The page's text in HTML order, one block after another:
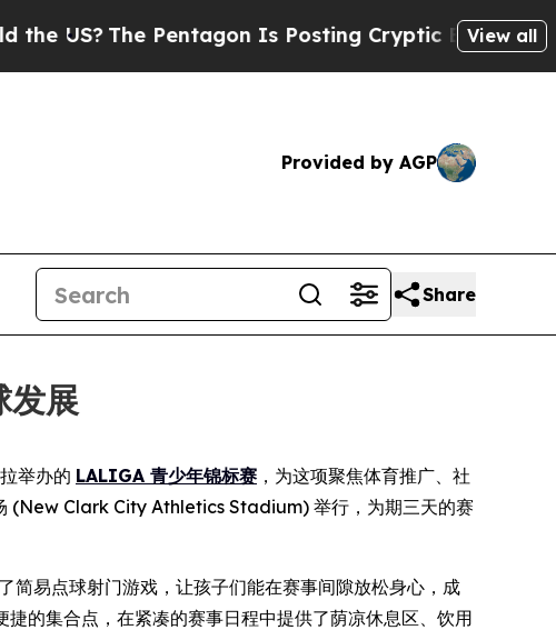
The Pentagon Is Posting Cryptic Biblical View all
Provided by AGP
Share
展
举办的 LALIGA 青少年锦标赛 ，为这项聚焦体育推广、社
(New Clark City Athletics Stadium) 举行，为期三天的赛
简易点球射门游戏，让孩子们能在赛事间隙放松身心，成
的集合点，在紧凑的赛事日程中提供了荫凉休息区、饮用